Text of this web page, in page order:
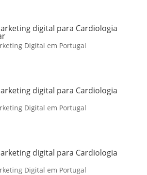
digital para Cardiologia
Digital em Portugal
digital para Cardiologia
Digital em Portugal
digital para Cardiologia
Digital em Portugal